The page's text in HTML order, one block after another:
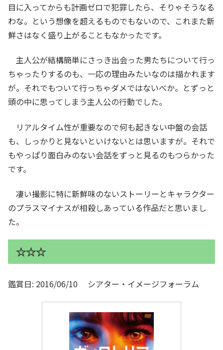
目に入ってからも計画ゼロで犯罪したら、そりゃそうなる
わな。という想像を超えるものでもないので、これまた新
鮮さはなく盛り上がることもなかったです。
主人公が結構簡単にさっき出会った男たちについて行っ
ちゃったりするのも、一応の理由みたいなのは描かれます
が。それでもついて行っちゃダメではないべか。とずっと
頭の中に思ってしまう主人公の行動でした。
リアルタイム性が重要なので何も起きない中盤の会話
も、しっかりと見ないといけないとは思いますが。それで
もやっぱり面白みのない会話をずっと見るのもつらかった
です。
凄い撮影に特に新鮮味のないストーリーとキャラクター
のプラスマイナスが相殺しあっている作品だと思いまし
た。
☆☆☆
鑑賞日: 2016/06/10 シアター・イメージフォーラム